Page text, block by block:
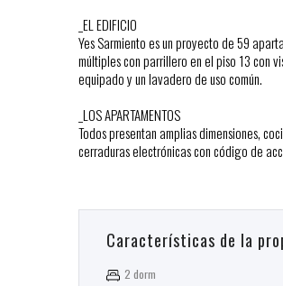
_EL EDIFICIO
Yes Sarmiento es un proyecto de 59
múltiples con parrillero en el piso 13 con
equipado y un lavadero de uso común.
_LOS APARTAMENTOS
Todos presentan amplias dimensiones,
cerraduras electrónicas con código de
Características de la
2 dorm